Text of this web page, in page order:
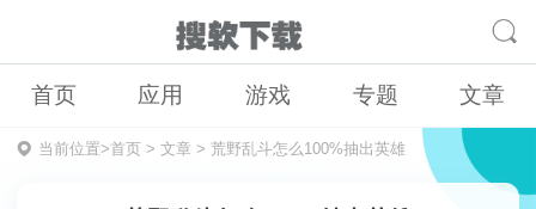
首页 应用 游戏 专题 文章
当前位置>首页> 文章 > 荒野乱斗怎么100%抽出英雄